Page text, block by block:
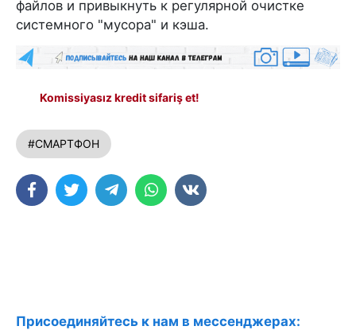
файлов и привыкнуть к регулярной очистке
системного "мусора" и кэша.
Komissiyasız kredit sifariş et!
#СМАРТФОН
Присоединяйтесь к нам в мессенджерах: